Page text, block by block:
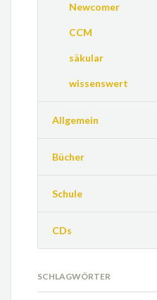
Newcomer
CCM
säkular
wissenswert
Allgemein
Bücher
Schule
CDs
SCHLAGWÖRTER